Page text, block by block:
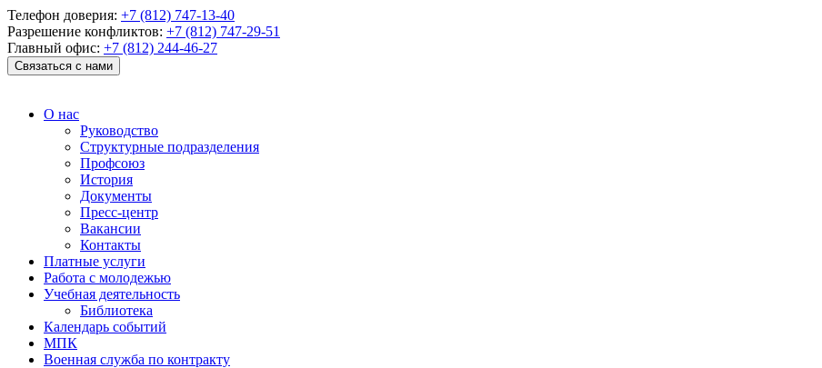
Телефон доверия: +7 (812) 747-13-40
Разрешение конфликтов: +7 (812) 747-29-51
Главный офис: +7 (812) 244-46-27
Связаться с нами
О нас
Руководство
Структурные подразделения
Профсоюз
История
Документы
Пресс-центр
Вакансии
Контакты
Платные услуги
Работа с молодежью
Учебная деятельность
Библиотека
Календарь событий
МПК
Военная служба по контракту